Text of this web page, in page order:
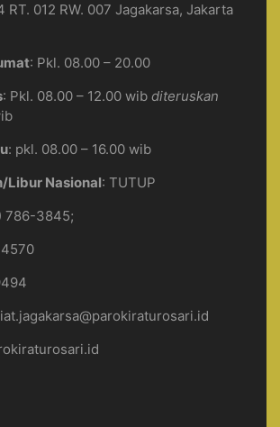
RT. 012 RW. 007 Jagakarsa, Jakarta
: Pkl. 08.00 – 20.00
: Pkl. 08.00 – 12.00 wib diteruskan
: pkl. 08.00 – 16.00 wib
Libur Nasional: TUTUP
786-3845;